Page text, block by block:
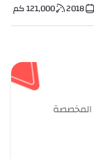
2018
121,000كم
المخصصة